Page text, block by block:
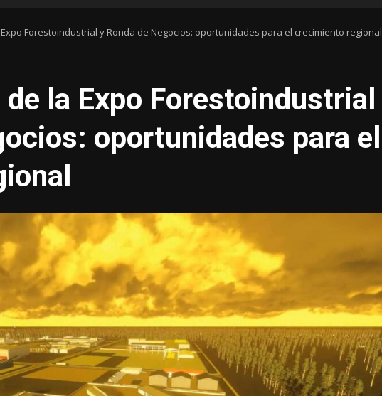
Forestoindustrial y Ronda de Negocios: oportunidades para el crecimiento regional
la Expo Forestoindustrial
oportunidades para el